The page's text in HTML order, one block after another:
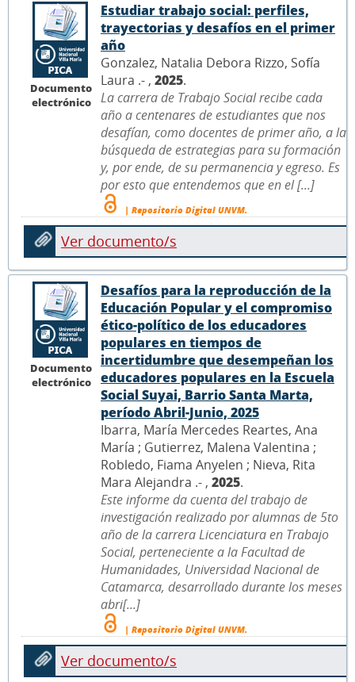
Documento
electrónico
Estudiar trabajo social: perfiles,
trayectorias y desafíos en el primer
año
Gonzalez, Natalia Debora Rizzo, Sofía
Laura .- , 2025.
La carrera de Trabajo Social recibe cada
año a centenares de estudiantes que nos
desafían, como docentes de primer año, a la
búsqueda de estrategias para su formación
y, por ende, de su permanencia y egreso. Es
por esto que entendemos que en el [...]
| Repositorio Digital UNVM.
Ver documento/s
Documento
electrónico
Desafíos para la reproducción de la
Educación Popular y el compromiso
ético-político de los educadores
populares en tiempos de
incertidumbre que desempeñan los
educadores populares en la Escuela
Social Suyai, Barrio Santa Marta,
período Abril-Junio, 2025
Ibarra, María Mercedes Reartes, Ana
María ; Gutierrez, Malena Valentina ;
Robledo, Fiama Anyelen ; Nieva, Rita
Mara Alejandra .- , 2025.
Este informe da cuenta del trabajo de
investigación realizado por alumnas de 5to
año de la carrera Licenciatura en Trabajo
Social, perteneciente a la Facultad de
Humanidades, Universidad Nacional de
Catamarca, desarrollado durante los meses
abri[...]
| Repositorio Digital UNVM.
Ver documento/s